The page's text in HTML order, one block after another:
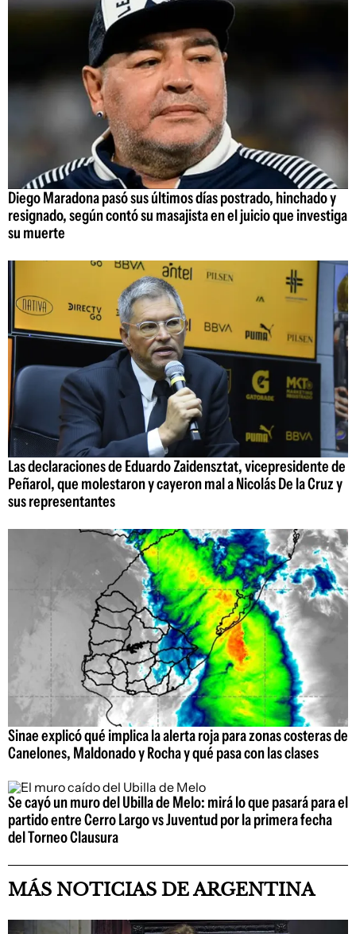
Diego Maradona pasó sus últimos días postrado, hinchado y
resignado, según contó su masajista en el juicio que investiga
su muerte
Las declaraciones de Eduardo Zaidensztat, vicepresidente de
Peñarol, que molestaron y cayeron mal a Nicolás De la Cruz y
sus representantes
Sinae explicó qué implica la alerta roja para zonas costeras de
Canelones, Maldonado y Rocha y qué pasa con las clases
Se cayó un muro del Ubilla de Melo: mirá lo que pasará para el
partido entre Cerro Largo vs Juventud por la primera fecha
del Torneo Clausura
MÁS NOTICIAS DE ARGENTINA